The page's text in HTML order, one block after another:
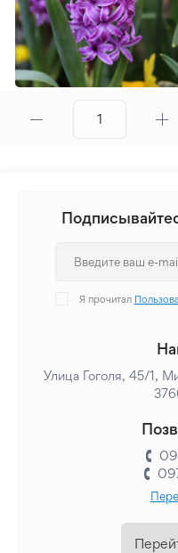
Я прочитал
Улица Гоголя, 45/1,